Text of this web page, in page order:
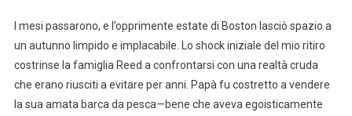
I mesi passarono, e l’opprimente estate di Boston lasciò spazio a
un autunno limpido e implacabile. Lo shock iniziale del mio ritiro
costrinse la famiglia Reed a confrontarsi con una realtà cruda
che erano riusciti a evitare per anni. Papà fu costretto a vendere
la sua amata barca da pesca—bene che aveva egoisticamente